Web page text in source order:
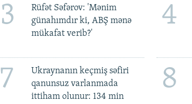
3
Rüfət Səfərov: 'Mənim
günahımdır ki, ABŞ mənə
mükafat verib?'
4
7
Ukraynanın keçmiş səfiri
qanunsuz varlanmada
ittiham olunur: 134 min
8